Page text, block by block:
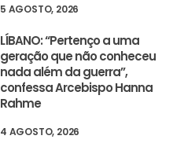
5 AGOSTO, 2026
LÍBANO: “Pertenço a uma
geração que não conheceu
nada além da guerra”,
confessa Arcebispo Hanna
Rahme
4 AGOSTO, 2026